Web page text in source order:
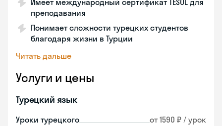
Имеет международный сертификат TESOL для
преподавания
Понимает сложности турецких студентов
благодаря жизни в Турции
Читать дальше
Услуги и цены
Турецкий язык
Уроки турецкого от 1590 ₽ / урок